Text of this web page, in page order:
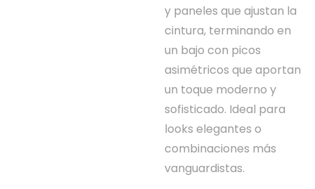
y paneles que ajustan la
cintura, terminando en
un bajo con picos
asimétricos que aportan
un toque moderno y
sofisticado. Ideal para
looks elegantes o
combinaciones más
vanguardistas.